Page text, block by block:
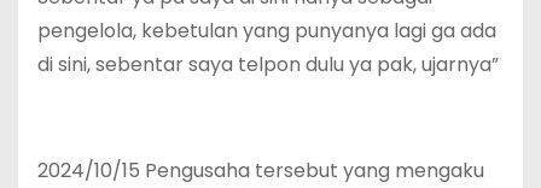
pengelola, kebetulan yang punyanya lagi ga ada
di sini, sebentar saya telpon dulu ya pak, ujarnya”
2024/10/15 Pengusaha tersebut yang mengaku